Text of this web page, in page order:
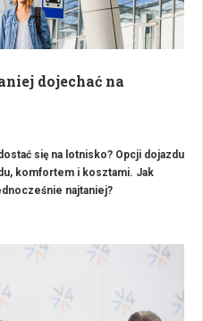
dojechać na
się na lotnisko? Opcji dojazdu
komfortem i kosztami. Jak
najtaniej?